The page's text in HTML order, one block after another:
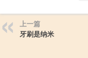
上一篇
牙刷是纳米